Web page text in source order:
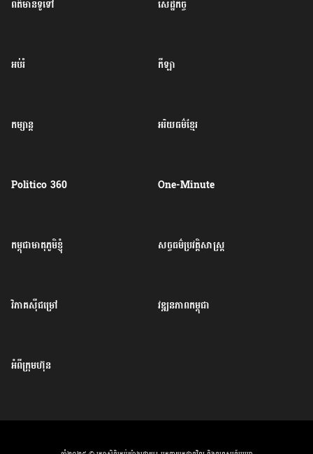
ព័ត៌មានទូទៅ សេដ្ឋកិច្ច
អប់រំ កីឡា
កម្សាន្ត អរិយធម៌ខ្មែរ
Politico 360 One-Minute
កម្ពុជាមាតុភូមិខ្ញុំ សច្ចធម៌ប្រវត្តិសាស្ត្រ
វិភាគសុីជម្រៅ វឌ្ឍនភាពកម្ពុជា
អំពីក្រុមហ៊ុន